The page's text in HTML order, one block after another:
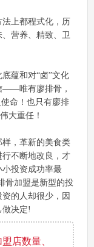
上都程式化，历
营养、精致、卫
蕴和对“卤”文化
——唯有廖排骨，
命！也只有廖排
大重任！
，革新的美食类
不断地改良，才
投资成功率最
骨加盟是新型的投
的人却很少，因
做决定!
店数量、